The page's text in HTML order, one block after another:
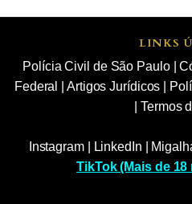
LINKS
Polícia Civil de São Paulo|
Federal
Artigos Jurídicos
|Termos
Instagram| LinkedIn
TikTok (Mais de